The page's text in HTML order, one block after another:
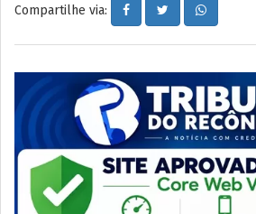
Compartilhe via: